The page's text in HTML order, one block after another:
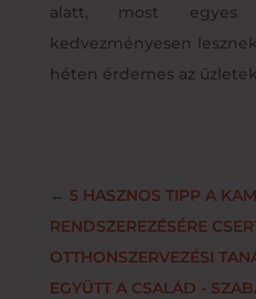
alatt, most
kedvezményesen
héten érdemes az
← 5 HASZNOS TIPP A
RENDSZEREZÉSÉRE
OTTHONSZERVEZÉSI
EGYÜTT A CSALÁD -